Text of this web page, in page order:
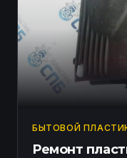
БЫТОВОЙ
Ремонт